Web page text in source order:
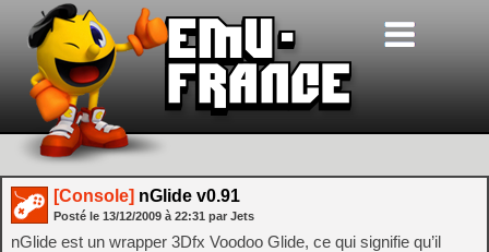
[Console] nGlide v0.91
Posté le 13/12/2009 à 22:31 par Jets
nGlide est un wrapper 3Dfx Voodoo Glide, ce qui signifie qu’il